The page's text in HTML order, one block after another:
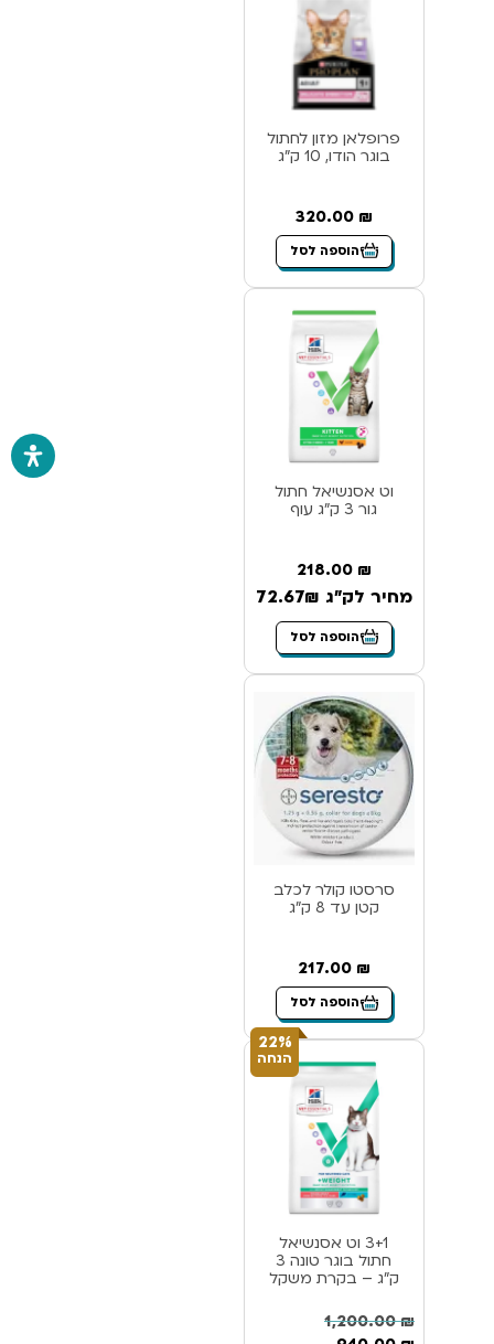
פרופלאן מזון לחתול
בוגר הודו, 10 ק”ג
320.00 ₪
הוספה לסל
וט אסנשיאל חתול
גור 3 ק”ג עוף
218.00 ₪
מחיר לק"ג 72.67₪
הוספה לסל
סרסטו קולר לכלב
קטן עד 8 ק”ג
217.00 ₪
הוספה לסל
22%
הנחה
3+1 וט אסנשיאל
חתול בוגר טונה 3
ק”ג – בקרת משקל
1,200.00₪